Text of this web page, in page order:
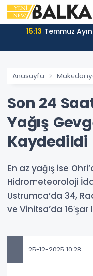
15:13 Temmuz
Anasayfa
Son 24
Yağış
Kaydedildi
En az yağış ise
Hidrometeoroloji
Ustrumca’da 34,
ve Vinitsa’da
25-12-2025 10:28